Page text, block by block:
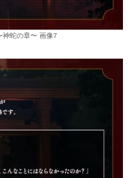
神蛇の章〜 画像7